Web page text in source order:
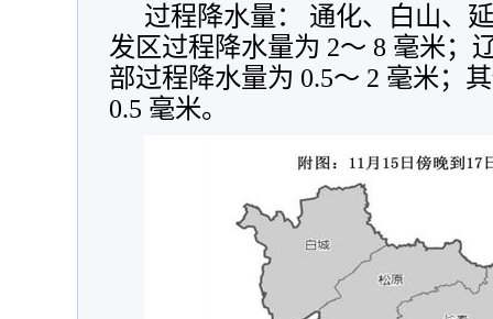
过程降水量： 通化、白山、
发区过程降水量为 2～ 8 毫米；
部过程降水量为 0.5～ 2 毫米；
0.5 毫米。